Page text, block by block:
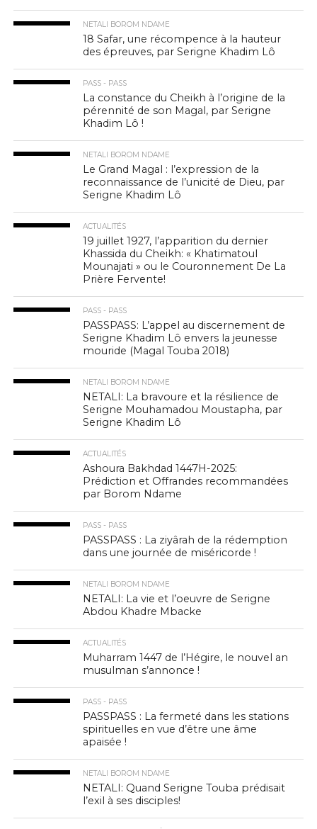
NETALI BOROM NDAME
18 Safar, une récompence à la hauteur
des épreuves, par Serigne Khadim Lô
PASS - PASS
La constance du Cheikh à l’origine de la
pérennité de son Magal, par Serigne
Khadim Lô !
NETALI BOROM NDAME
Le Grand Magal : l’expression de la
reconnaissance de l’unicité de Dieu, par
Serigne Khadim Lô
ACTUALITÉS
19 juillet 1927, l’apparition du dernier
Khassida du Cheikh: « Khatimatoul
Mounajati » ou le Couronnement De La
Prière Fervente!
PASS - PASS
PASSPASS: L’appel au discernement de
Serigne Khadim Lô envers la jeunesse
mouride (Magal Touba 2018)
NETALI BOROM NDAME
NETALI: La bravoure et la résilience de
Serigne Mouhamadou Moustapha, par
Serigne Khadim Lô
ACTUALITÉS
Ashoura Bakhdad 1447H-2025:
Prédiction et Offrandes recommandées
par Borom Ndame
PASS - PASS
PASSPASS : La ziyârah de la rédemption
dans une journée de miséricorde !
NETALI BOROM NDAME
NETALI: La vie et l’oeuvre de Serigne
Abdou Khadre Mbacke
ACTUALITÉS
Muharram 1447 de l’Hégire, le nouvel an
musulman s’annonce !
PASS - PASS
PASSPASS : La fermeté dans les stations
spirituelles en vue d’être une âme
apaisée !
NETALI BOROM NDAME
NETALI: Quand Serigne Touba prédisait
l’exil à ses disciples!